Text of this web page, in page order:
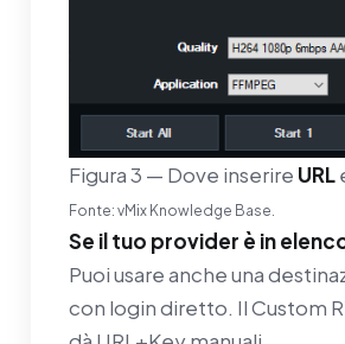
Figura 3 — Dove inserire URL
Fonte: vMix Knowledge Base.
Se il tuo provider è in
Puoi usare anche una
con login diretto. Il Custom